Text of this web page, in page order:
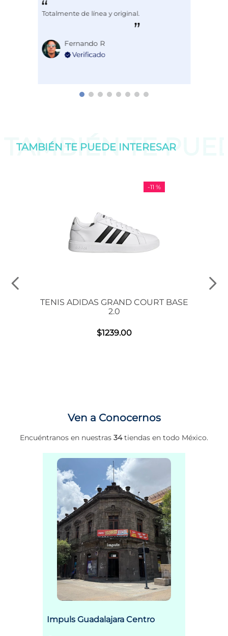
Totalmente de línea y original.
Fernando R
TAMBIÉN TE
TAMBIÉN TE PUEDE INTERESAR
-11 %
TENIS ADIDAS GRAND COURT BASE
2.0
$1239.00
Ven a Conocernos
Encuéntranos en nuestras 34tiendas en todo México.
Impuls Guadalajara Centro